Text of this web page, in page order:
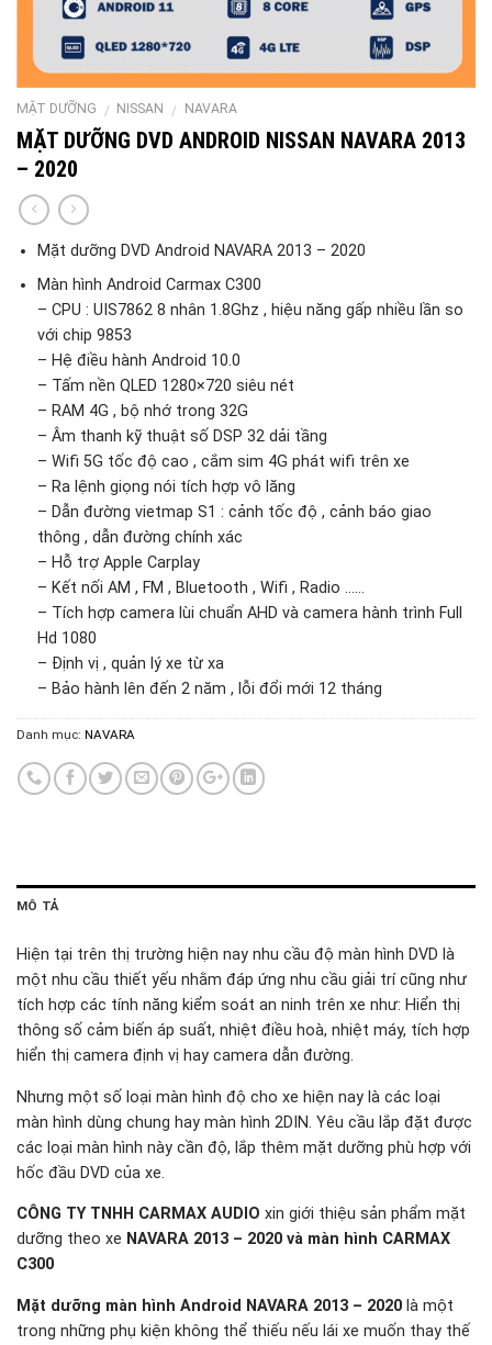
MẶT DƯỠNG / NISSAN / NAVARA
MẶT DƯỠNG DVD ANDROID NISSAN NAVARA 2013
– 2020
Mặt dưỡng DVD Android NAVARA 2013 – 2020
Màn hình Android Carmax C300
– CPU : UIS7862 8 nhân 1.8Ghz , hiệu năng gấp nhiều lần so
với chip 9853
– Hệ điều hành Android 10.0
– Tấm nền QLED 1280×720 siêu nét
– RAM 4G , bộ nhớ trong 32G
– Âm thanh kỹ thuật số DSP 32 dải tầng
– Wifi 5G tốc độ cao , cắm sim 4G phát wifi trên xe
– Ra lệnh giọng nói tích hợp vô lăng
– Dẫn đường vietmap S1 : cảnh tốc độ , cảnh báo giao
thông , dẫn đường chính xác
– Hỗ trợ Apple Carplay
– Kết nối AM , FM , Bluetooth , Wifi , Radio ……
– Tích hợp camera lùi chuẩn AHD và camera hành trình Full
Hd 1080
– Định vị , quản lý xe từ xa
– Bảo hành lên đến 2 năm , lỗi đổi mới 12 tháng
Danh mục: NAVARA
MÔ TẢ
Hiện tại trên thị trường hiện nay nhu cầu độ màn hình DVD là
một nhu cầu thiết yếu nhằm đáp ứng nhu cầu giải trí cũng như
tích hợp các tính năng kiểm soát an ninh trên xe như: Hiển thị
thông số cảm biến áp suất, nhiệt điều hoà, nhiệt máy, tích hợp
hiển thị camera định vị hay camera dẫn đường.
Nhưng một số loại màn hình độ cho xe hiện nay là các loại
màn hình dùng chung hay màn hình 2DIN. Yêu cầu lắp đặt được
các loại màn hình này cần độ, lắp thêm mặt dưỡng phù hợp với
hốc đầu DVD của xe.
CÔNG TY TNHH CARMAX AUDIO xin giới thiệu sản phẩm mặt
dưỡng theo xe NAVARA 2013 – 2020 và màn hình CARMAX
C300
Mặt dưỡng màn hình Android NAVARA 2013 – 2020 là một
trong những phụ kiện không thể thiếu nếu lái xe muốn thay thế